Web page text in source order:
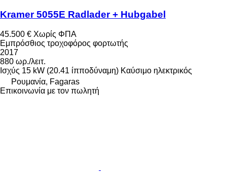
Kramer 5055E Radlader + Hubgabel
45.500 € Χωρίς ΦΠΑ
Εμπρόσθιος τροχοφόρος φορτωτής
2017
880 ωρ./λειτ.
Ισχύς 15 kW (20.41 ίπποδύναμη) Καύσιμο ηλεκτρικός
Ρουμανία, Fagaras
Επικοινωνία με τον πωλητή